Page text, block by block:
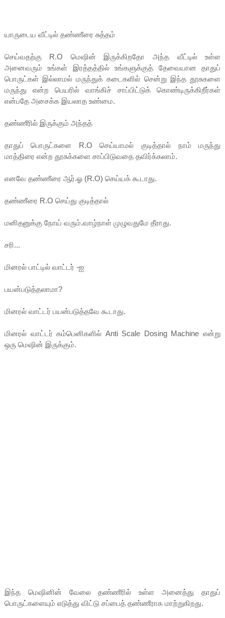
யாருடைய வீட்டில் தண்ணீரை சுத்தம்
செய்வதற்கு R.O மெஷின் இருக்கிறதோ அந்த வீட்டில் உள்ள
அனைவரும் உங்கள் இரத்தத்தில் உங்களுக்குத் தேவையான தாதுப்
பொருட்கள் இல்லாமல் மருந்துக் கடைகளில் சென்று இந்த தூசுகளை
மருந்து என்ற பெயரில் வாங்கிச் சாப்பிட்டுக் கொண்டிருக்கிறீர்கள்
என்பதே அசைக்க இயலாத உண்மை.
தண்ணீரில் இருக்கும் அந்தத்
தாதுப் பொருட்களை R.O செய்யாமல் குடித்தால் நாம் மருந்து
மாத்திரை என்ற தூசுக்களை சாப்பிடுவதை தவிர்க்கலாம்.
எனவே தண்ணீரை ஆர்.ஓ (R.O) செய்யக் கூடாது.
தண்ணீரை R.O செய்து குடித்தால்
மனிதனுக்கு நோய் வரும்.வாழ்நாள் முழுவதுமே தீராது.
சரி...
மினரல் பாட்டில் வாட்டர் -ஐ
பயன்படுத்தலாமா?
மினரல் வாட்டர் பயன்படுத்தவே கூடாது.
மினரல் வாட்டர் கம்பெனிகளில் Anti Scale Dosing Machine என்று
ஒரு மெஷின் இருக்கும்.
இந்த மெஷினின் வேலை தண்ணீரில் உள்ள அனைத்து தாதுப்
பொருட்களையும் எடுத்து விட்டு சப்பைத் தண்ணீராக மாற்றுகிறது.